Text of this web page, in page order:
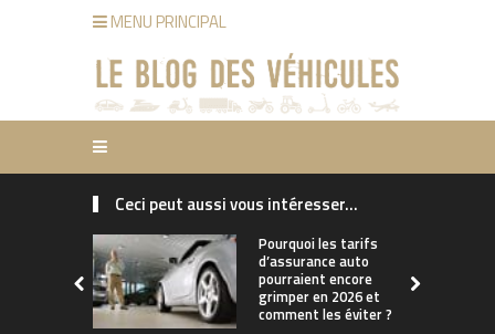
MENU PRINCIPAL
Ceci peut aussi vous intéresser...
Pourquoi les tarifs
d’assurance auto
pourraient encore
grimper en 2026 et
comment les éviter ?